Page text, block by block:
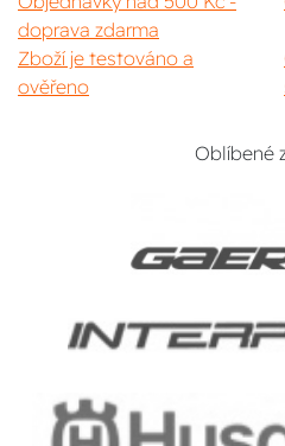
doprava zdarma
Zboží je testováno a
ověřeno
Oblíbené